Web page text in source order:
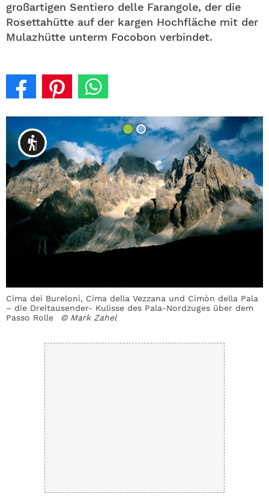
großartigen Sentiero delle Farangole, der die
Rosettahütte auf der kargen Hochfläche mit der
Mulazhütte unterm Focobon verbindet.
Cima dei Bureloni, Cima della Vezzana und Cimòn della Pala
– die Dreitausender- Kulisse des Pala-Nordzuges über dem
Passo Rolle
© Mark Zahel